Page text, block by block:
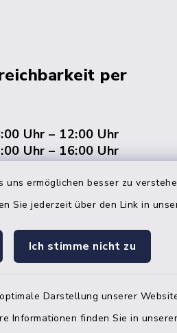
ermöglichen besser zu
Sie jederzeit über den Link in
Ich stimme nicht zu
Darstellung unserer
Informationen finden Sie in
per
Uhr – 12:00 Uhr
Uhr – 16:00 Uhr
Uhr – 12:00 Uhr
finden aber online
uns gerne unter der